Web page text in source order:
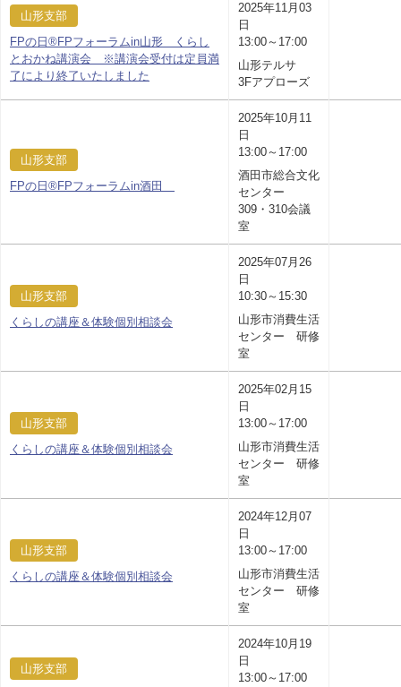
山形支部
FPの日®FPフォーラムin山形 くらし
とおかね講演会 ※講演会受付は定員満
了により終了いたしました
2025年11月03
日
13:00～17:00
山形テルサ
3Fアプローズ
山形支部
FPの日®FPフォーラムin酒田
2025年10月11
日
13:00～17:00
酒田市総合文化
センター
309・310会議
室
山形支部
くらしの講座＆体験個別相談会
2025年07月26
日
10:30～15:30
山形市消費生活
センター 研修
室
山形支部
くらしの講座＆体験個別相談会
2025年02月15
日
13:00～17:00
山形市消費生活
センター 研修
室
山形支部
くらしの講座＆体験個別相談会
2024年12月07
日
13:00～17:00
山形市消費生活
センター 研修
室
山形支部
2024年10月19
日
13:00～17:00